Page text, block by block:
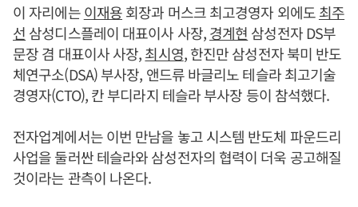
이 자리에는이재용회장과 머스크 최고경영자 외에도최주
선 삼성디스플레이 대표이사 사장,경계현 삼성전자 DS부
문장 겸 대표이사 사장,최시영, 한진만 삼성전자 북미 반도
체연구소(DSA) 부사장, 앤드류 바글리노 테슬라 최고기술
경영자(CTO), 칸 부디라지 테슬라 부사장 등이 참석했다.
전자업계에서는 이번 만남을 놓고 시스템 반도체 파운드리
사업을 둘러싼 테슬라와 삼성전자의 협력이 더욱 공고해질
것이라는 관측이 나온다.